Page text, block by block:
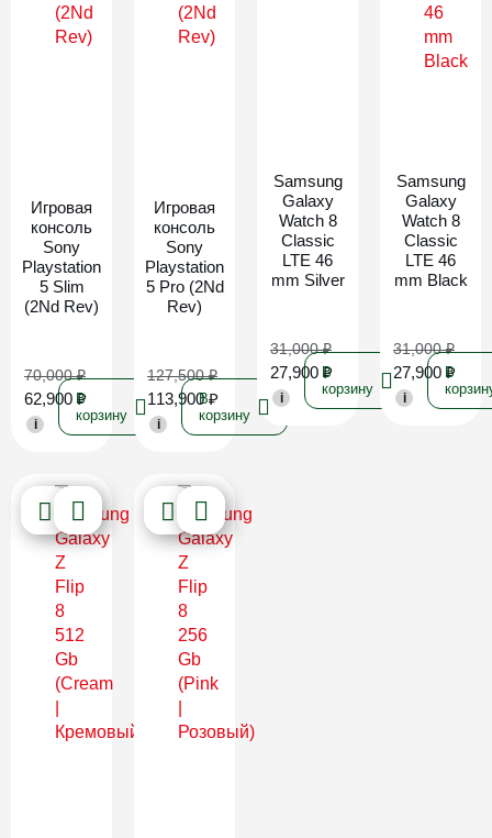
Игровая
консоль
Sony
Playstation
5 Slim
(2Nd Rev)
70,000₽
62,900 ₽
i
В
корзину
Игровая
консоль
Sony
Playstation
5 Pro (2Nd
Rev)
127,500₽
113,900₽
i
В
корзину
Samsung
Galaxy
Watch 8
Classic
LTE 46
mm Silver
31,000₽
27,900 ₽
i
В
корзину
Samsung
Galaxy
Watch 8
Classic
LTE 46
mm Black
31,000₽
27,900 ₽
i
В